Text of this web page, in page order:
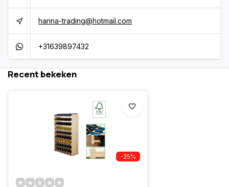
hanna-trading@hotmail.com
+31639897432
Recent bekeken
-25%